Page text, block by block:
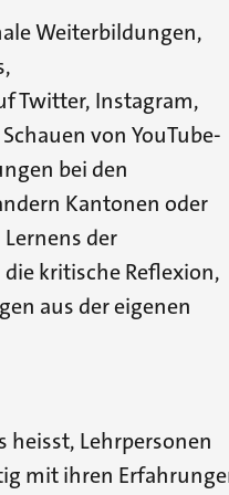
Weiterbildungen,
Twitter, Instagram,
von YouTube-
bei den
Kantonen oder
der
kritische Reflexion,
aus der eigenen
heisst, Lehrpersonen
mit ihren